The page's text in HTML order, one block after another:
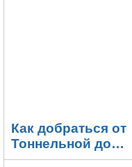
Как добраться от
Тоннельной до
Анапы